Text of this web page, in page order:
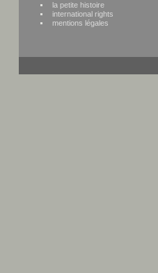
la petite histoire
international rights
mentions légales